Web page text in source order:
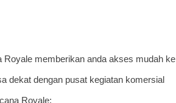
Royale memberikan anda akses mudah ke
dekat dengan pusat kegiatan komersial
Royale: